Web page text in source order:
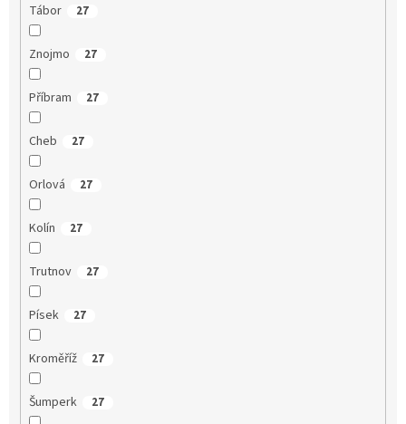
Tábor 27
Znojmo 27
Příbram 27
Cheb 27
Orlová 27
Kolín 27
Trutnov 27
Písek 27
Kroměříž 27
Šumperk 27